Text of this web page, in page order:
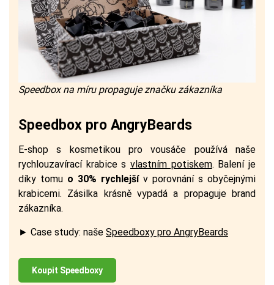
Speedbox na míru propaguje značku zákazníka
Speedbox pro AngryBeards
E-shop s kosmetikou pro vousáče používá naše
rychlouzavírací krabice s vlastním potiskem. Balení je
díky tomu o 30% rychlejší v porovnání s obyčejnými
krabicemi. Zásilka krásně vypadá a propaguje brand
zákazníka.
► Case study: naše Speedboxy pro AngryBeards
Koupit Speedboxy